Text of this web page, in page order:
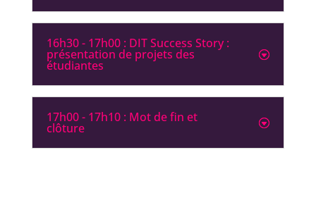
16h30 - 17h00 : DIT Success Story :
présentation de projets des
étudiantes
17h00 - 17h10 : Mot de fin et
clôture